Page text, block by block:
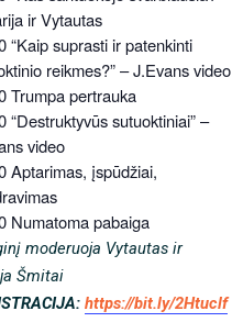
ir Vytautas
“Kaip suprasti ir patenkinti
reikmes?” – J.Evans video
Trumpa pertrauka
“Destruktyvūs sutuoktiniai” –
video
Aptarimas, įspūdžiai,
Numatoma pabaiga
moderuoja Vytautas ir
Šmitai
https://bit.ly/2Htuclf